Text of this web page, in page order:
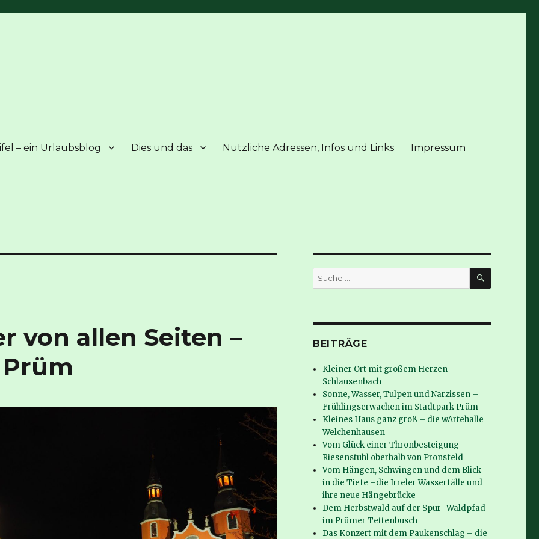
– ein Urlaubsblog Dies und das Nützliche Adressen, Infos und Links Impressum
von allen Seiten –
Suche
nach:
SUCHE
BEITRÄGE
Kleiner Ort mit großem Herzen –
Schlausenbach
Sonne, Wasser, Tulpen und Narzissen –
Frühlingserwachen im Stadtpark Prüm
Kleines Haus ganz groß – die wArtehalle
Welchenhausen
Vom Glück einer Thronbesteigung -
Riesenstuhl oberhalb von Pronsfeld
Vom Hängen, Schwingen und dem Blick
in die Tiefe –die Irreler Wasserfälle und
ihre neue Hängebrücke
Dem Herbstwald auf der Spur -Waldpfad
im Prümer Tettenbusch
Das Konzert mit dem Paukenschlag – die